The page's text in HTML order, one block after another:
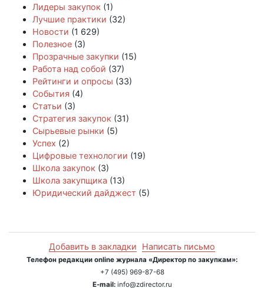
Лидеры закупок (1)
Лучшие практики (32)
Новости (1 629)
Полезное (3)
Прозрачные закупки (15)
Работа над собой (37)
Рейтинги и опросы (33)
События (4)
Статьи (3)
Стратегия закупок (31)
Сырьевые рынки (5)
Успех (2)
Цифровые технологии (19)
Школа закупок (3)
Школа закупщика (13)
Юридический дайджест (5)
Добавить в закладки Написать письмо
Телефон редакции online журнала «Директор по закупкам»:
+7 (495) 969-87-68
E-mail:info@zdirector.ru